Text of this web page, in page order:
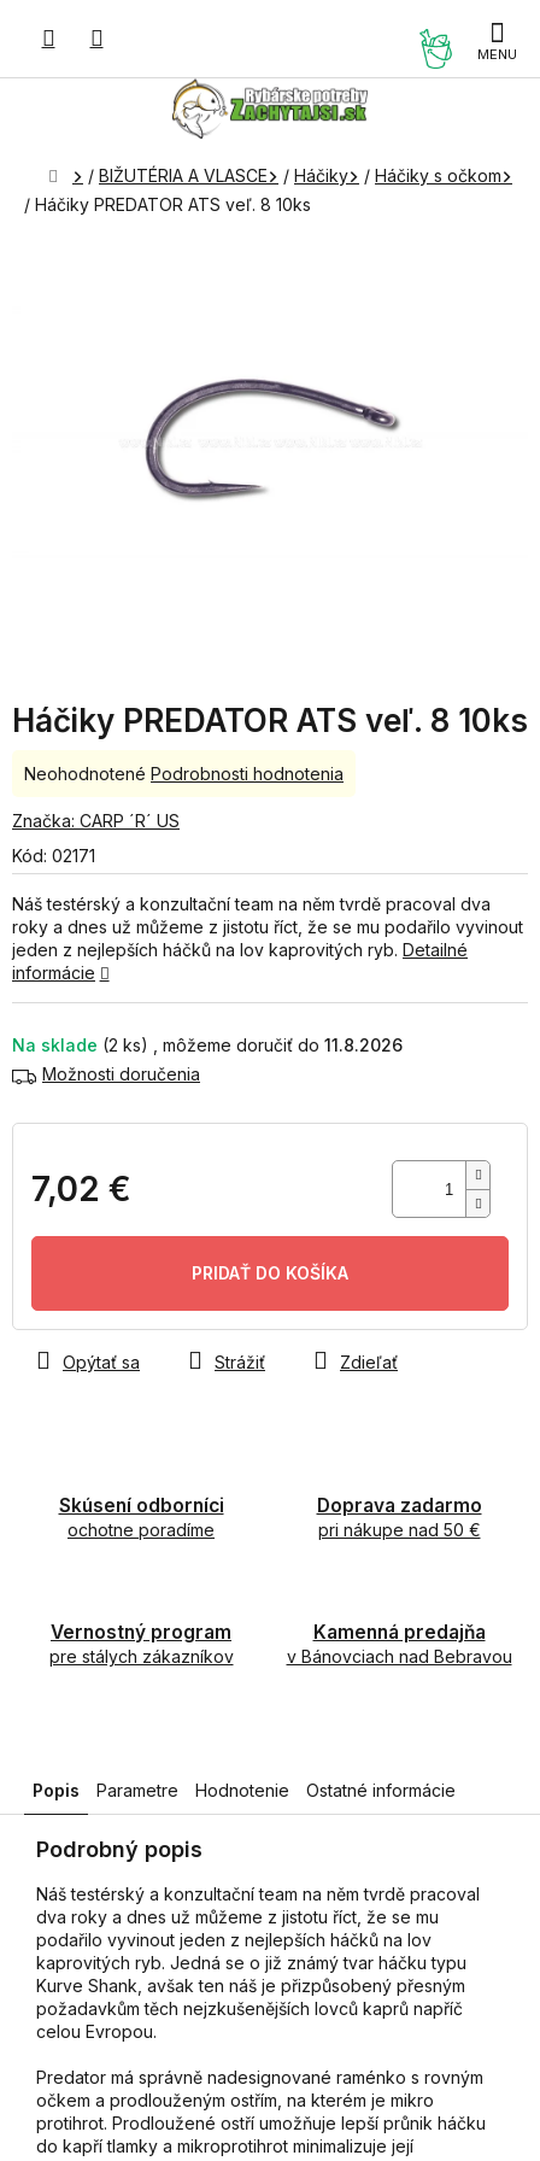
Domov
/ BIŽUTÉRIA A VLASCE / Háčiky / Háčiky s očkom
/ Háčiky PREDATOR ATS veľ. 8 10ks
Háčiky PREDATOR ATS veľ. 8 10ks
Kód: 02171
Na sklade (2 ks)
11.8.2026
Možnosti doručenia
7,02 €
PRIDAŤ DO KOŠÍKA
Skúsení odborníci
ochotne poradíme
Doprava zadarmo
pri nákupe nad 50 €
Vernostný program
pre stálych zákazníkov
Kamenná predajňa
v Bánovciach nad Bebravou
Náš testérský a konzultační team na něm tvrdě pracoval dva
roky a dnes už můžeme z jistotu říct, že se mu podařilo vyvinout
jeden z nejlepších háčků na lov kaprovitých ryb. Detailné
informácie
Opýtať sa Strážiť Zdieľať
Priemerné
produktu
0,0
5
hviezdičiek.
Neohodnotené Podrobnosti hodnotenia
Značka: CARP ´R´ US
Popis Parametre Hodnotenie Ostatné informácie
Podrobný popis
Náš testérský a konzultační team na něm tvrdě pracoval
dva roky a dnes už můžeme z jistotu říct, že se mu
podařilo vyvinout jeden z nejlepších háčků na lov
kaprovitých ryb. Jedná se o již známý tvar háčku typu
Kurve Shank, avšak ten náš je přizpůsobený přesným
požadavkům těch nejzkušenějších lovců kaprů napříč
celou Evropou.
Predator má správně nadesignované raménko s rovným
očkem a prodlouženým ostřím, na kterém je mikro
protihrot. Prodloužené ostří umožňuje lepší průnik háčku
do kapří tlamky a mikroprotihrot minimalizuje její